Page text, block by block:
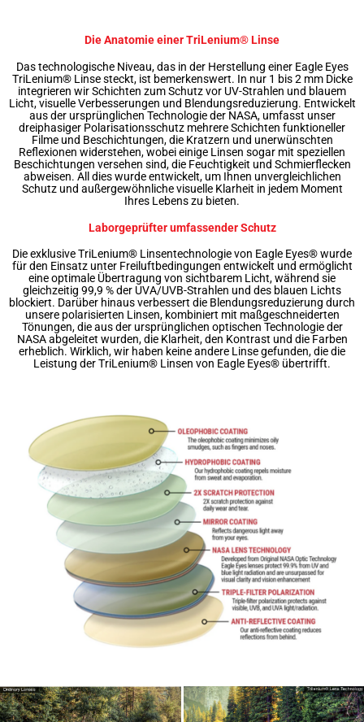
Die Anatomie einer TriLenium® Linse
Das technologische Niveau, das in der Herstellung einer Eagle Eyes
TriLenium® Linse steckt, ist bemerkenswert. In nur 1 bis 2 mm Dicke
integrieren wir Schichten zum Schutz vor UV-Strahlen und blauem
Licht, visuelle Verbesserungen und Blendungsreduzierung. Entwickelt
aus der ursprünglichen Technologie der NASA, umfasst unser
dreiphasiger Polarisationsschutz mehrere Schichten funktioneller
Filme und Beschichtungen, die Kratzern und unerwünschten
Reflexionen widerstehen, wobei einige Linsen sogar mit speziellen
Beschichtungen versehen sind, die Feuchtigkeit und Schmierflecken
abweisen. All dies wurde entwickelt, um Ihnen unvergleichlichen
Schutz und außergewöhnliche visuelle Klarheit in jedem Moment
Ihres Lebens zu bieten.
Laborgeprüfter umfassender Schutz
Die exklusive TriLenium® Linsentechnologie von Eagle Eyes® wurde
für den Einsatz unter Freiluftbedingungen entwickelt und ermöglicht
eine optimale Übertragung von sichtbarem Licht, während sie
gleichzeitig 99,9 % der UVA/UVB-Strahlen und des blauen Lichts
blockiert. Darüber hinaus verbessert die Blendungsreduzierung durch
unsere polarisierten Linsen, kombiniert mit maßgeschneiderten
Tönungen, die aus der ursprünglichen optischen Technologie der
NASA abgeleitet wurden, die Klarheit, den Kontrast und die Farben
erheblich. Wirklich, wir haben keine andere Linse gefunden, die die
Leistung der TriLenium® Linsen von Eagle Eyes® übertrifft.